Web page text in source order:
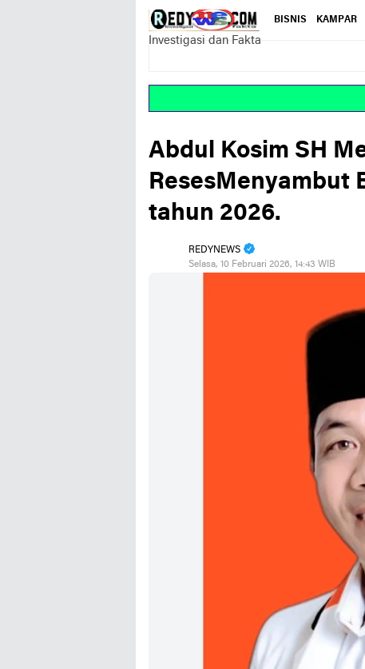
Investigasi dan Fakta
BISNIS KAMPAR
Abdul Kosim SH
ResesMenyambut
tahun 2026.
REDYNEWS
Selasa, 10 Februari 2026, 14:43 WIB